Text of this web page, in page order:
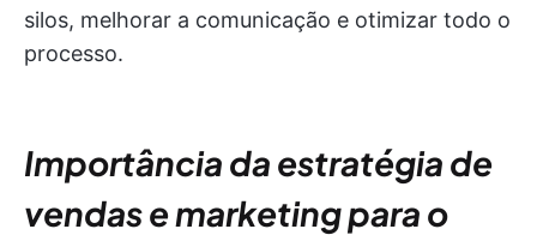
silos, melhorar a comunicação e otimizar todo o
processo.
Importância da estratégia de
vendas e marketing para o